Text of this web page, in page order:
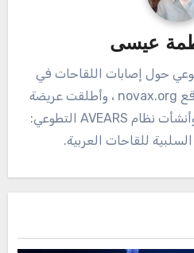
عيسى
حول إصابات اللقاحات في
الشرق الأوسط. أنشأت موقع novax.org ، وأطلقت عريضة
لوقف التلقيح الإجباري ، وأنشأت نظام AVEARS التطوعي:
للقاحات العربية.